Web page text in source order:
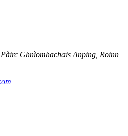
Ghnìomhachais Anping, Roinn